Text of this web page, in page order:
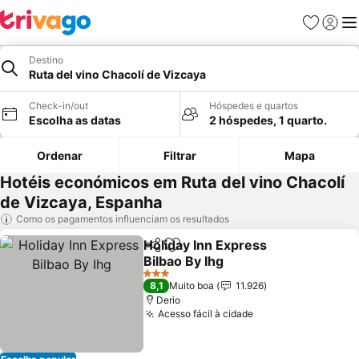
Favoritos
Iniciar
Destino
Ruta del vino Chacolí de Vizcaya
Check-in/out
Escolha as datas
Hóspedes e quartos
2 hóspedes, 1 quarto.
Ordenar Filtrar Mapa
Hotéis económicos em Ruta del vino Chacolí
de Vizcaya, Espanha
Como os pagamentos influenciam os resultados
PartilharAdicionar aos favoritos
Holiday Inn Express
Bilbao By Ihg
3 Estrelas
8,1 Muito boa
11.926
Derio
Acesso fácil à cidade